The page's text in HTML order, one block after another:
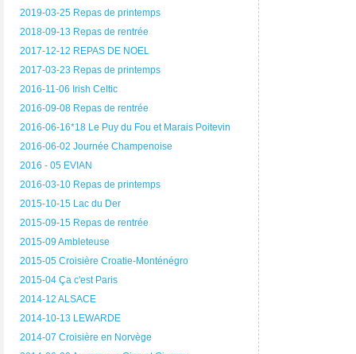
2019-03-25 Repas de printemps
2018-09-13 Repas de rentrée
2017-12-12 REPAS DE NOEL
2017-03-23 Repas de printemps
2016-11-06 Irish Celtic
2016-09-08 Repas de rentrée
2016-06-16*18 Le Puy du Fou et Marais Poitevin
2016-06-02 Journée Champenoise
2016 - 05 EVIAN
2016-03-10 Repas de printemps
2015-10-15 Lac du Der
2015-09-15 Repas de rentrée
2015-09 Ambleteuse
2015-05 Croisière Croatie-Monténégro
2015-04 Ça c'est Paris
2014-12 ALSACE
2014-10-13 LEWARDE
2014-07 Croisière en Norvège